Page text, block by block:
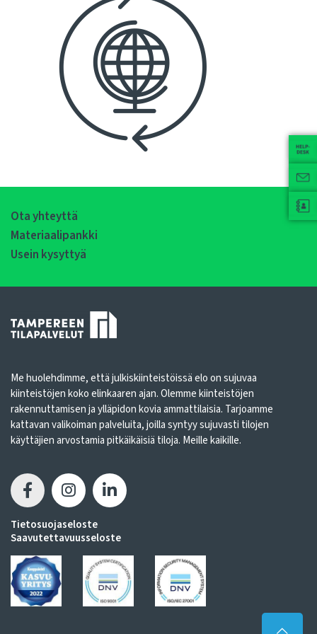
Ota yhteyttä
Materiaalipankki
Usein kysyttyä
Me huolehdimme, että julkiskiinteistöissä elo on sujuvaa
kiinteistöjen koko elinkaaren ajan. Olemme kiinteistöjen
rakennuttamisen ja ylläpidon kovia ammattilaisia. Tarjoamme
kattavan valikoiman palveluita, joilla syntyy sujuvasti tilojen
käyttäjien arvostamia pitkäikäisiä tiloja. Meille kaikille.
Tietosuojaseloste
Saavutettavuusseloste